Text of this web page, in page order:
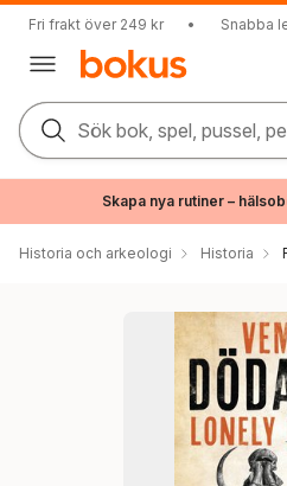
Fri frakt över 249 kr • Snabba
Sök bok, spel, pussel,
Skapa nya rutiner –
Historia och arkeologi Historia